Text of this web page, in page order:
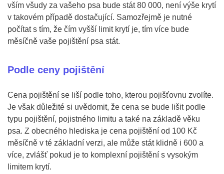
vším všudy za vašeho psa bude stát 80 000, není výše krytí
v takovém případě dostačující. Samozřejmě je nutné
počítat s tím, že čím vyšší limit krytí je, tím více bude
měsíčně vaše pojištění psa stát.
Podle ceny pojištění
Cena pojištění se liší podle toho, kterou pojišťovnu zvolíte.
Je však důležité si uvědomit, že cena se bude lišit podle
typu pojištění, pojistného limitu a také na základě věku
psa. Z obecného hlediska je cena pojištění od 100 Kč
měsíčně v té základní verzi, ale může stát klidně i 600 a
více, zvlášť pokud je to komplexní pojištění s vysokým
limitem krytí.